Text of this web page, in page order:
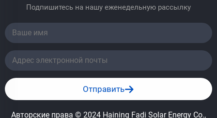
Подпишитесь на нашу еженедельную рассылку
Отправить
Авторские права © 2024 Haining Fadi Solar Energy Co.,